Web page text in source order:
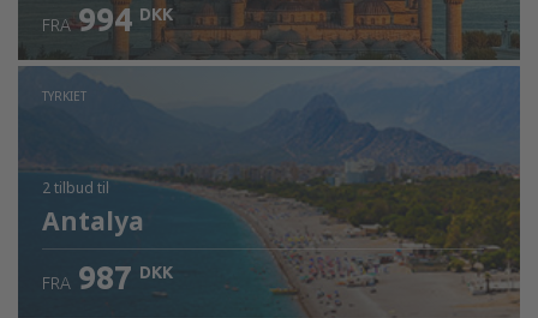
Kontrollér oplysninger
FRA 994 DKK
TYRKIET
2 tilbud til
Antalya
FRA 987 DKK